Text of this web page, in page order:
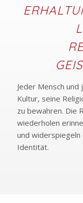
Jeder Mensch
Kultur, seine
zu bewahren. Die
wiederholen
und widerspiegeln
Identität.